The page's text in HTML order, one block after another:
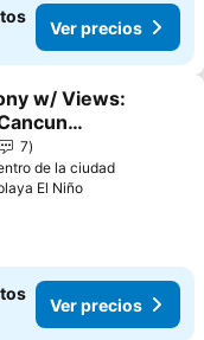
Ver precios
a favoritos
w/ Views:
7
de la ciudad
El Niño
Ver precios